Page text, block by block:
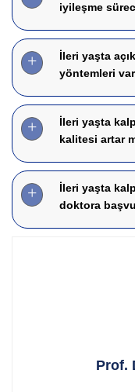
iyileşme
İleri yaşta
yöntemleri var
İleri yaşta
kalitesi artar
İleri yaşta
doktora
Prof.